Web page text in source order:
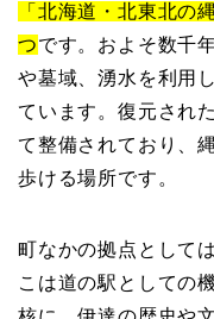
「北海道・北東北の
つです。およそ数千
や墓域、湧水を利用
ています。復元され
て整備されており、
歩ける場所です。
町なかの拠点として
こは道の駅としての